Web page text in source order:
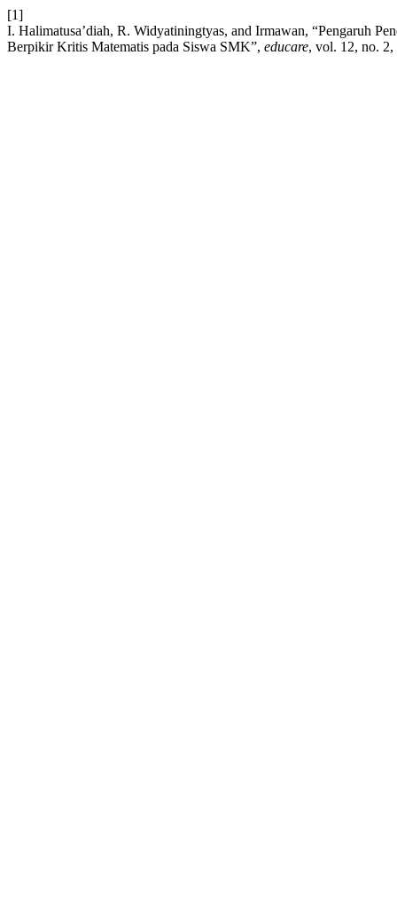
[1]
I. Halimatusa’diah, R. Widyatiningtyas, and Irmawan, “Pengaruh
Berpikir Kritis Matematis pada Siswa SMK”, educare, vol. 12, no.